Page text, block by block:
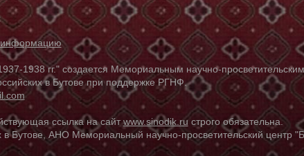
информацию
гг." создается Мемориальным научно-
в Бутове при поддержке РГНФ.
ссылка на сайтwww.sinodik.ru строго обязательна.
Бутове, АНО Мемориальный научно-просветительский центр